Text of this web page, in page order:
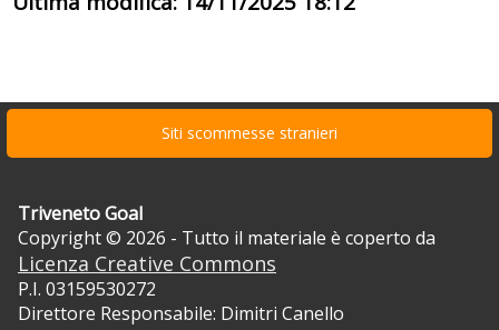
Siti scommesse stranieri
Triveneto Goal
Copyright © 2026 - Tutto il materiale è coperto da
Licenza Creative Commons
P.I. 03159530272
Direttore Responsabile: Dimitri Canello